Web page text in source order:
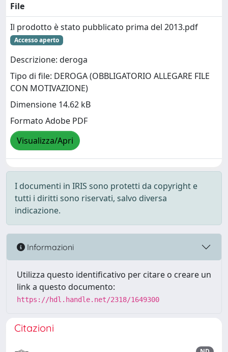
File
Il prodotto è stato pubblicato prima del 2013.pdf
Accesso aperto
Descrizione: deroga
Tipo di file: DEROGA (OBBLIGATORIO ALLEGARE FILE
CON MOTIVAZIONE)
Dimensione 14.62 kB
Formato Adobe PDF
Visualizza/Apri
I documenti in IRIS sono protetti da copyright e
tutti i diritti sono riservati, salvo diversa
indicazione.
Informazioni
Utilizza questo identificativo per citare o creare un
link a questo documento:
https://hdl.handle.net/2318/1649300
Citazioni